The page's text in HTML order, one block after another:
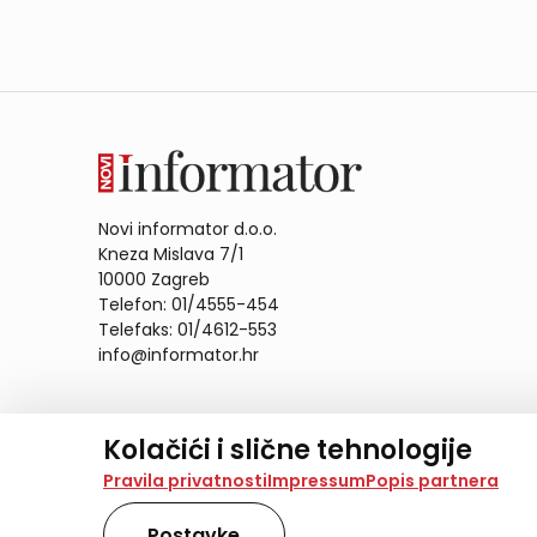
Kolačići i slične tehnologije
Na našoj web stranici koristimo kolačiće i slične
analiziramo promet na stranici te prikazujemo
također koriste ove tehnologije.
Pravila privatnostiImpressumPopis partnera
Novi informator d.o.o.
Kneza Mislava 7/1
10000 Zagreb
Telefon: 01/4555-454
Telefaks: 01/4612-553
info@informator.hr